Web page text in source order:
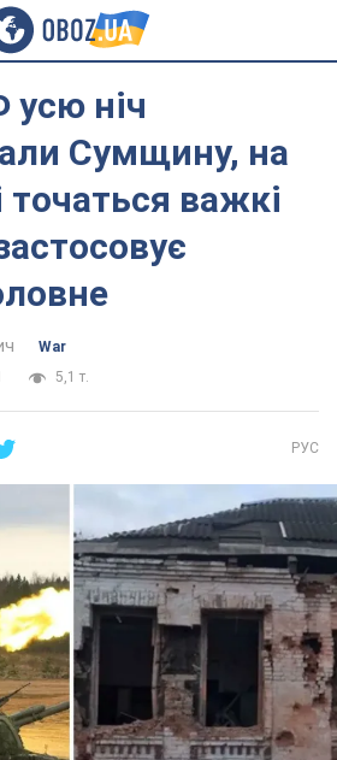
усю ніч
Сумщину, на
важкі
War
5,1 т.
РУС